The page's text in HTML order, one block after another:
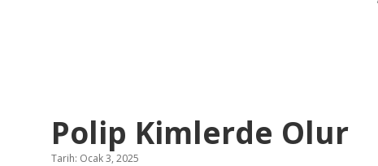
Polip Kimlerde Olur
Tarih: Ocak 3, 2025